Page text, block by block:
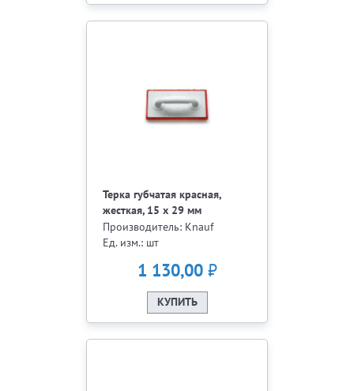
Терка губчатая красная,
жесткая, 15 х 29 мм
Производитель: Knauf
Ед. изм.: шт
1 130,00₽
КУПИТЬ